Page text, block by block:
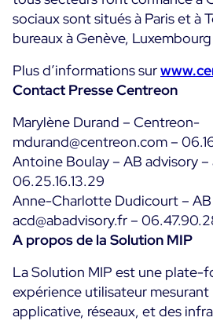
sociaux sont situés à Paris et à
bureaux à Genève,
Plus d’informations sur
Contact Presse Centreon
Marylène Durand – Centreon-
mdurand@centreon.com –
Antoine Boulay – AB advisory –
06.25.16.13.29
Anne-Charlotte Dudicourt –
acd@abadvisory.fr –
A propos de la Solution MIP
La Solution MIP est une plate-
expérience utilisateur
applicative, réseaux, et des